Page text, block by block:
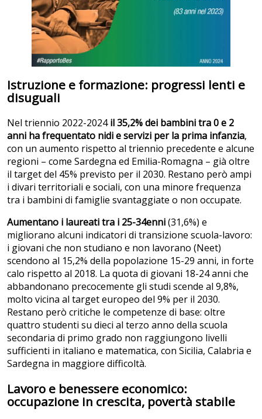
Istruzione e formazione: progressi lenti e
disuguali
Nel triennio 2022-2024il 35,2% dei bambini tra 0 e 2
anni ha frequentato nidi e servizi per la prima infanzia,
con un aumento rispetto al triennio precedente e alcune
regioni – come Sardegna ed Emilia-Romagna – già oltre
il target del 45% previsto per il 2030. Restano però ampi
i divari territoriali e sociali, con una minore frequenza
tra i bambini di famiglie svantaggiate o non occupate.
Aumentano i laureati tra i 25-34enni(31,6%) e
migliorano alcuni indicatori di transizione scuola-lavoro:
i giovani che non studiano e non lavorano (Neet)
scendono al 15,2% della popolazione 15-29 anni, in forte
calo rispetto al 2018. La quota di giovani 18-24 anni che
abbandonano precocemente gli studi scende al 9,8%,
molto vicina al target europeo del 9% per il 2030.
Restano però critiche le competenze di base: oltre
quattro studenti su dieci al terzo anno della scuola
secondaria di primo grado non raggiungono livelli
sufficienti in italiano e matematica, con Sicilia, Calabria e
Sardegna in maggiore difficoltà.
Lavoro e benessere economico:
occupazione in crescita, povertà stabile